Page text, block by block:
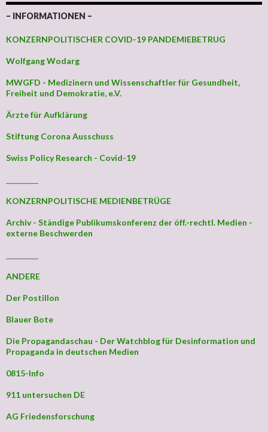
– INFORMATIONEN –
KONZERNPOLITISCHER COVID-19 PANDEMIEBETRUG
Wolfgang Wodarg
MWGFD - Medizinern und Wissenschaftler für Gesundheit,
Freiheit und Demokratie, e.V.
Ärzte für Aufklärung
Stiftung Corona Ausschuss
Swiss Policy Research - Covid-19
KONZERNPOLITISCHE MEDIENBETRÜGE
Archiv - Ständige Publikumskonferenz der öff.-rechtl. Medien -
externe Beschwerden
ANDERE
Der Postillon
Blauer Bote
Die Propagandaschau - Der Watchblog für Desinformation und
Propaganda in deutschen Medien
0815-Info
911 untersuchen DE
AG Friedensforschung